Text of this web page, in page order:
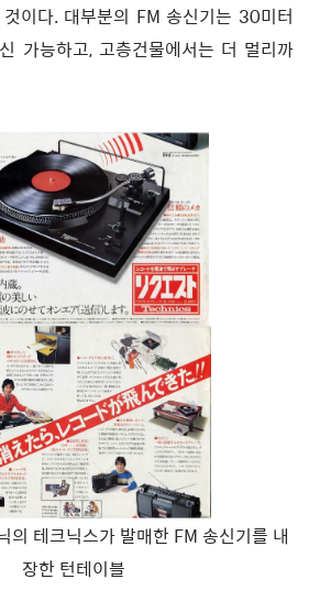
이다. 대부분의 FM 송신기는 30미터
가능하고, 고층건물에서는 더 멀리까
의 테크닉스가 발매한 FM 송신기를 내
장한 턴테이블